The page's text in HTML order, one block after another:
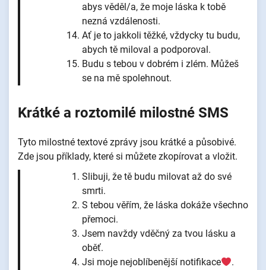
abys věděl/a, že moje láska k tobě
nezná vzdálenosti.
Ať je to jakkoli těžké, vždycky tu budu,
abych tě miloval a podporoval.
Budu s tebou v dobrém i zlém. Můžeš
se na mě spolehnout.
Krátké a roztomilé milostné SMS
Tyto milostné textové zprávy jsou krátké a působivé.
Zde jsou příklady, které si můžete zkopírovat a vložit.
Slibuji, že tě budu milovat až do své
smrti.
S tebou věřím, že láska dokáže všechno
přemoci.
Jsem navždy vděčný za tvou lásku a
oběť.
Jsi moje nejoblíbenější notifikace
.